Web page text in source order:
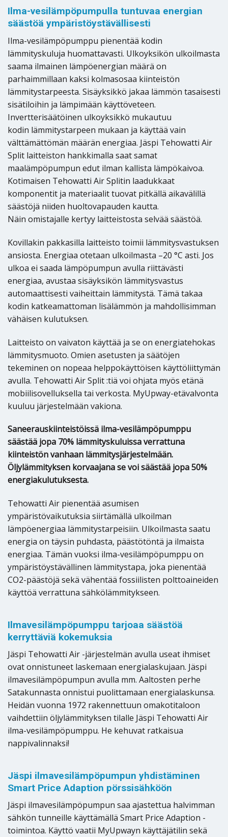
Ilma-vesilämpöpumpulla tuntuvaa energian
säästöä ympäristöystävällisesti
Ilma-vesilämpöpumppu pienentää kodin
lämmityskuluja huomattavasti. Ulkoyksikön ulkoilmasta
saama ilmainen lämpöenergian määrä on
parhaimmillaan kaksi kolmasosaa kiinteistön
lämmitystarpeesta. Sisäyksikkö jakaa lämmön tasaisesti
sisätiloihin ja lämpimään käyttöveteen.
Invertterisäätöinen ulkoyksikkö mukautuu
kodin lämmitystarpeen mukaan ja käyttää vain
välttämättömän määrän energiaa. Jäspi Tehowatti Air
Split laitteiston hankkimalla saat samat
maalämpöpumpun edut ilman kallista lämpökaivoa.
Kotimaisen Tehowatti Air Splitin laadukkaat
komponentit ja materiaalit tuovat pitkällä aikavälillä
säästöjä niiden huoltovapauden kautta.
Näin omistajalle kertyy laitteistosta selvää säästöä.
Kovillakin pakkasilla laitteisto toimii lämmitysvastuksen
ansiosta. Energiaa otetaan ulkoilmasta –20 °C asti. Jos
ulkoa ei saada lämpöpumpun avulla riittävästi
energiaa, avustaa sisäyksikön lämmitysvastus
automaattisesti vaiheittain lämmitystä. Tämä takaa
kodin katkeamattoman lisälämmön ja mahdollisimman
vähäisen kulutuksen.
Laitteisto on vaivaton käyttää ja se on energiatehokas
lämmitysmuoto. Omien asetusten ja säätöjen
tekeminen on nopeaa helppokäyttöisen käyttöliittymän
avulla. Tehowatti Air Split :tiä voi ohjata myös etänä
mobiilisovelluksella tai verkosta. MyUpway-etävalvonta
kuuluu järjestelmään vakiona.
Saneerauskiinteistöissä ilma-vesilämpöpumppu
säästää jopa 70% lämmityskuluissa verrattuna
kiinteistön vanhaan lämmitysjärjestelmään.
Öljylämmityksen korvaajana se voi säästää jopa 50%
energiakulutuksesta.
Tehowatti Air pienentää asumisen
ympäristövaikutuksia siirtämällä ulkoilman
lämpöenergiaa lämmitystarpeisiin. Ulkoilmasta saatu
energia on täysin puhdasta, päästötöntä ja ilmaista
energiaa. Tämän vuoksi ilma-vesilämpöpumppu on
ympäristöystävällinen lämmitystapa, joka pienentää
CO2-päästöjä sekä vähentää fossiilisten polttoaineiden
käyttöä verrattuna sähkölämmitykseen.
Ilmavesilämpöpumppu tarjoaa säästöä
kerryttäviä kokemuksia
Jäspi Tehowatti Air -järjestelmän avulla useat ihmiset
ovat onnistuneet laskemaan energialaskujaan. Jäspi
ilmavesilämpöpumpun avulla mm. Aaltosten perhe
Satakunnasta onnistui puolittamaan energialaskunsa.
Heidän vuonna 1972 rakennettuun omakotitaloon
vaihdettiin öljylämmityksen tilalle Jäspi Tehowatti Air
ilma-vesilämpöpumppu. He kehuvat ratkaisua
nappivalinnaksi!
Jäspi ilmavesilämpöpumpun yhdistäminen
Smart Price Adaption pörssisähköön
Jäspi ilmavesilämpöpumpun saa ajastettua halvimman
sähkön tunneille käyttämällä Smart Price Adaption -
toimintoa. Käyttö vaatii MyUpwayn käyttäjätilin sekä